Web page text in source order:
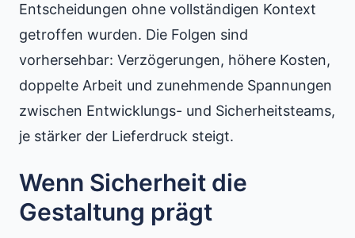
Entscheidungen ohne vollständigen Kontext
getroffen wurden. Die Folgen sind
vorhersehbar: Verzögerungen, höhere Kosten,
doppelte Arbeit und zunehmende Spannungen
zwischen Entwicklungs- und Sicherheitsteams,
je stärker der Lieferdruck steigt.
Wenn Sicherheit die
Gestaltung prägt